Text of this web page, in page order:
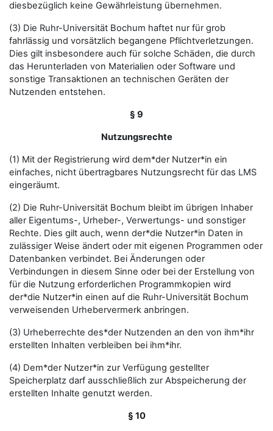
diesbezüglich keine Gewährleistung übernehmen.
(3) Die Ruhr-Universität Bochum haftet nur für grob
fahrlässig und vorsätzlich begangene Pflichtverletzungen.
Dies gilt insbesondere auch für solche Schäden, die durch
das Herunterladen von Materialien oder Software und
sonstige Transaktionen an technischen Geräten der
Nutzenden entstehen.
§ 9
Nutzungsrechte
(1) Mit der Registrierung wird dem*der Nutzer*in ein
einfaches, nicht übertragbares Nutzungsrecht für das LMS
eingeräumt.
(2) Die Ruhr-Universität Bochum bleibt im übrigen Inhaber
aller Eigentums-, Urheber-, Verwertungs- und sonstiger
Rechte. Dies gilt auch, wenn der*die Nutzer*in Daten in
zulässiger Weise ändert oder mit eigenen Programmen oder
Datenbanken verbindet. Bei Änderungen oder
Verbindungen in diesem Sinne oder bei der Erstellung von
für die Nutzung erforderlichen Programmkopien wird
der*die Nutzer*in einen auf die Ruhr-Universität Bochum
verweisenden Urhebervermerk anbringen.
(3) Urheberrechte des*der Nutzenden an den von ihm*ihr
erstellten Inhalten verbleiben bei ihm*ihr.
(4) Dem*der Nutzer*in zur Verfügung gestellter
Speicherplatz darf ausschließlich zur Abspeicherung der
erstellten Inhalte genutzt werden.
§ 10